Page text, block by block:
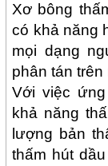
Xơ bông
có khả năng
mọi dạng
phân tán
Với việc
khả năng
lượng bản
thấm hút